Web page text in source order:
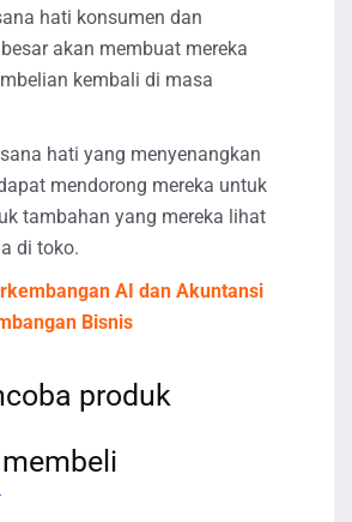
hati konsumen dan
akan membuat mereka
kembali di masa
hati yang menyenangkan
mendorong mereka untuk
tambahan yang mereka lihat
di toko.
AI dan Akuntansi
Bisnis
produk